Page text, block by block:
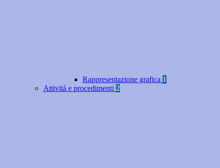
Rappresentazione grafica 1
Attività e procedimenti 2